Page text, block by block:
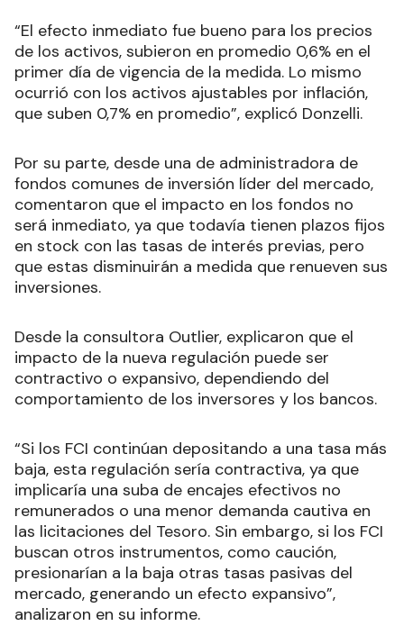
“El efecto inmediato fue bueno para los precios
de los activos, subieron en promedio 0,6% en el
primer día de vigencia de la medida. Lo mismo
ocurrió con los activos ajustables por inflación,
que suben 0,7% en promedio”, explicó Donzelli.
Por su parte, desde una de administradora de
fondos comunes de inversión líder del mercado,
comentaron que el impacto en los fondos no
será inmediato, ya que todavía tienen plazos fijos
en stock con las tasas de interés previas, pero
que estas disminuirán a medida que renueven sus
inversiones.
Desde la consultora Outlier, explicaron que el
impacto de la nueva regulación puede ser
contractivo o expansivo, dependiendo del
comportamiento de los inversores y los bancos.
“Si los FCI continúan depositando a una tasa más
baja, esta regulación sería contractiva, ya que
implicaría una suba de encajes efectivos no
remunerados o una menor demanda cautiva en
las licitaciones del Tesoro. Sin embargo, si los FCI
buscan otros instrumentos, como caución,
presionarían a la baja otras tasas pasivas del
mercado, generando un efecto expansivo”,
analizaron en su informe.